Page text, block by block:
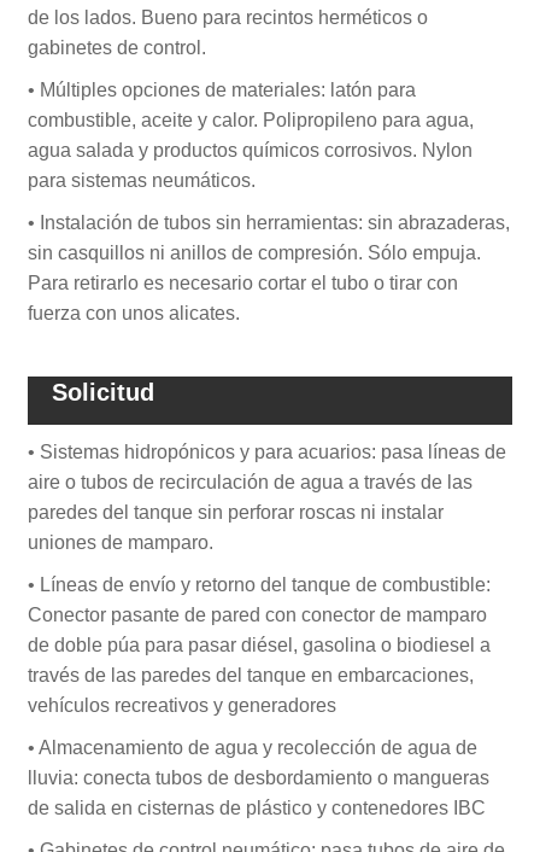
de los lados. Bueno para recintos herméticos o
gabinetes de control.
• Múltiples opciones de materiales: latón para
combustible, aceite y calor. Polipropileno para agua,
agua salada y productos químicos corrosivos. Nylon
para sistemas neumáticos.
• Instalación de tubos sin herramientas: sin abrazaderas,
sin casquillos ni anillos de compresión. Sólo empuja.
Para retirarlo es necesario cortar el tubo o tirar con
fuerza con unos alicates.
Solicitud
• Sistemas hidropónicos y para acuarios: pasa líneas de
aire o tubos de recirculación de agua a través de las
paredes del tanque sin perforar roscas ni instalar
uniones de mamparo.
• Líneas de envío y retorno del tanque de combustible:
Conector pasante de pared con conector de mamparo
de doble púa para pasar diésel, gasolina o biodiesel a
través de las paredes del tanque en embarcaciones,
vehículos recreativos y generadores
• Almacenamiento de agua y recolección de agua de
lluvia: conecta tubos de desbordamiento o mangueras
de salida en cisternas de plástico y contenedores IBC